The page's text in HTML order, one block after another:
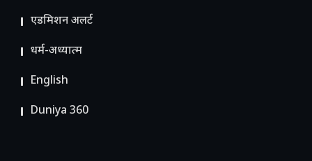
ए​डमिशन अलर्ट
धर्म-अध्यात्म
English
Duniya 360